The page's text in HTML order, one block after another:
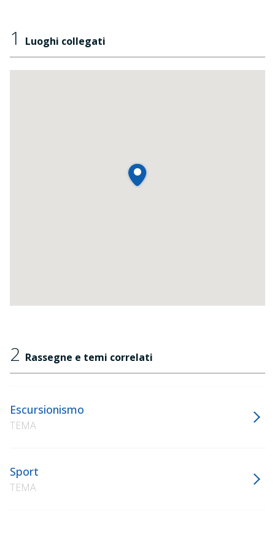
1 Luoghi collegati
2 Rassegne e temi correlati
Escursionismo
TEMA
Sport
TEMA